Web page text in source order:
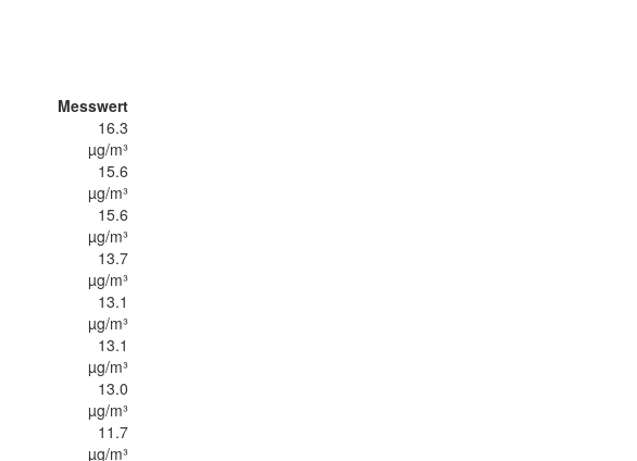
Messwert
16.3
µg/m³
15.6
µg/m³
15.6
µg/m³
13.7
µg/m³
13.1
µg/m³
13.1
µg/m³
13.0
µg/m³
11.7
µg/m³